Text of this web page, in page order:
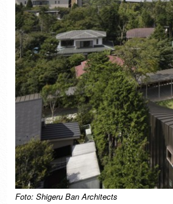
Foto: Shigeru Ban Architects